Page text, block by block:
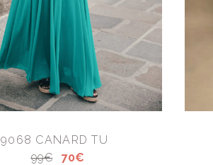
9068 CANARD TU
99€
70€